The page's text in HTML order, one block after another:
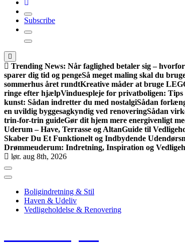
Subscribe
Trending News: Når faglighed betaler sig –
sparer dig tid og pengeSå meget maling skal du
sommerhus året rundtKreative måder at bruge
ringe efter hjælpVinduespleje for privatboligen: Tips
kunst: Sådan indretter du med nostalgiSådan
en uvildig byggesagkyndig ved renoveringSådan
trin-for-trin guideGør dit hjem mere energivenligt
Uderum – Have, Terrasse og AltanGuide til
Skaber Du Et Funktionelt og Indbydende
Drømmeuderum: Indretning, Inspiration og
lør. aug 8th, 2026
Boligindretning & Stil
Haven & Udeliv
Vedligeholdelse & Renovering